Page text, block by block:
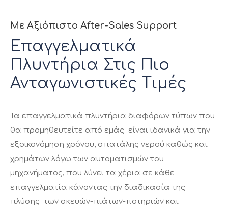
Με Αξιόπιστο After-Sales Support
Επαγγελματικά
Πλυντήρια Στις Πιο
Ανταγωνιστικές Τιμές
Τα επαγγελματικά πλυντήρια διαφόρων τύπων που
θα προμηθευτείτε από εμάς είναι ιδανικά για την
εξοικονόμηση χρόνου, σπατάλης νερού καθώς και
χρημάτων λόγω των αυτοματισμών του
μηχανήματος, που λύνει τα χέρια σε κάθε
επαγγελματία κάνοντας την διαδικασία της
πλύσης των σκευών-πιάτων-ποτηριών και